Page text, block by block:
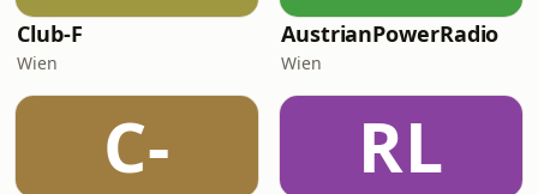
Club-F
Wien
AustrianPowerRadio
Wien
C- RL